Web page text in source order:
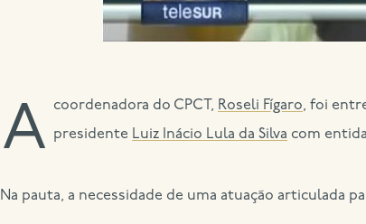
A coordenadora do CPCT, Roseli Fígaro, foi
presidente Luiz Inácio Lula da Silva com
Na pauta, a necessidade de uma atuação articulada